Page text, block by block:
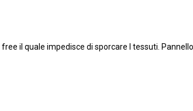
il quale impedisce di sporcare I tessuti.